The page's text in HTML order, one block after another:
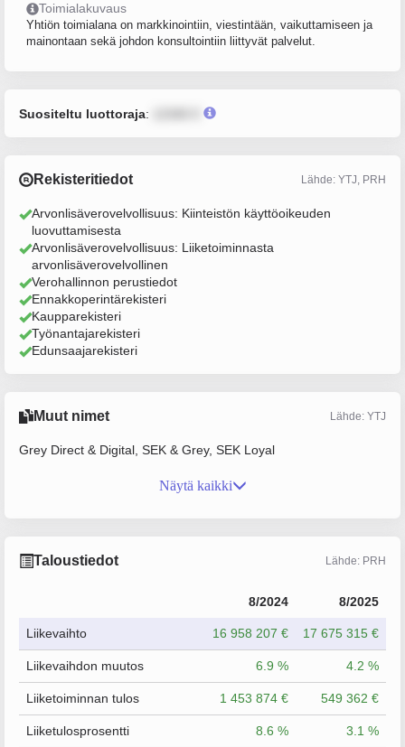
Toimialakuvaus
Yhtiön toimialana on markkinointiin, viestintään, vaikuttamiseen ja
mainontaan sekä johdon konsultointiin liittyvät palvelut.
Suositeltu luottoraja:
Rekisteritiedot Lähde: YTJ, PRH
Arvonlisäverovelvollisuus: Kiinteistön käyttöoikeuden
luovuttamisesta
Arvonlisäverovelvollisuus: Liiketoiminnasta
arvonlisäverovelvollinen
Verohallinnon perustiedot
Ennakkoperintärekisteri
Kaupparekisteri
Työnantajarekisteri
Edunsaajarekisteri
Muut nimet Lähde: YTJ
Grey Direct & Digital, SEK & Grey, SEK Loyal
Näytä kaikki
Taloustiedot Lähde: PRH
8/2024 8/2025
Liikevaihto 16 958 207 € 17 675 315 €
Liikevaihdon muutos 6.9 % 4.2 %
Liiketoiminnan tulos 1 453 874 € 549 362 €
Liiketulosprosentti 8.6 % 3.1 %